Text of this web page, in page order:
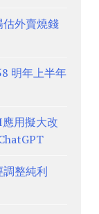
外賣燒錢
明年上半年
用擬大改
整純利